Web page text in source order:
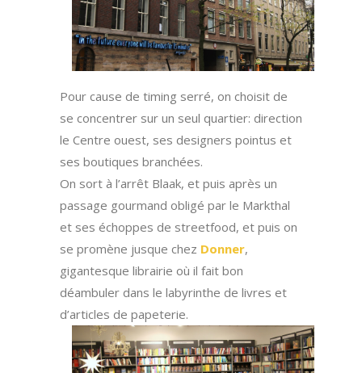
Pour cause de timing serré, on choisit de
se concentrer sur un seul quartier: direction
le Centre ouest, ses designers pointus et
ses boutiques branchées.
On sort à l’arrêt Blaak, et puis après un
passage gourmand obligé par le Markthal
et ses échoppes de streetfood, et puis on
se promène jusque chez Donner,
gigantesque librairie où il fait bon
déambuler dans le labyrinthe de livres et
d’articles de papeterie.